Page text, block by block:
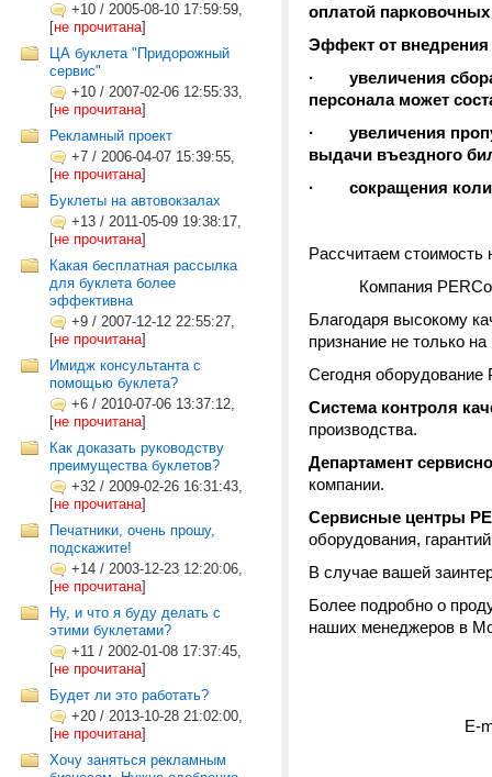
+10 / 2005-08-10 17:59:59,
[не прочитана]
ЦА буклета "Придорожный
сервис"
+10 / 2007-02-06 12:55:33,
[не прочитана]
Рекламный проект
+7 / 2006-04-07 15:39:55,
[не прочитана]
Буклеты на автовокзалах
+13 / 2011-05-09 19:38:17,
[не прочитана]
Какая бесплатная рассылка
для буклета более
эффективна
+9 / 2007-12-12 22:55:27,
[не прочитана]
Имидж консультанта с
помощью буклета?
+6 / 2010-07-06 13:37:12,
[не прочитана]
Как доказать руководству
преимущества буклетов?
+32 / 2009-02-26 16:31:43,
[не прочитана]
Печатники, очень прошу,
подскажите!
+14 / 2003-12-23 12:20:06,
[не прочитана]
Ну, и что я буду делать с
этими буклетами?
+11 / 2002-01-08 17:37:45,
[не прочитана]
Будет ли это работать?
+20 / 2013-10-28 21:02:00,
[не прочитана]
Хочу заняться рекламным
оплатой парковочных
Эффект от
· увеличения
персонала может
· увеличения
выдачи въездного
· сокращения
Рассчитаем стоимость
Компания
Благодаря высокому
признание не только
Сегодня оборудование
Система контроля
производства.
Департамент
компании.
Сервисные центры
оборудования,
В случае вашей
Более подробно о
наших менеджеров в
E-